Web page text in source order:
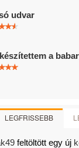
udvar
a
LEGFRISSEBB
feltöltött egy új